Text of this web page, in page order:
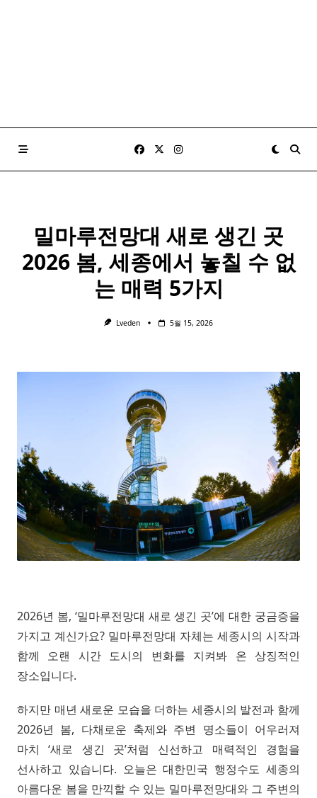
밀마루전망대 새로 생긴 곳
2026 봄, 세종에서 놓칠 수 없
는 매력 5가지
Lveden 5월 15, 2026
2026년 봄, ‘밀마루전망대 새로 생긴 곳’에 대한 궁금증을
가지고 계신가요? 밀마루전망대 자체는 세종시의 시작과
함께 오랜 시간 도시의 변화를 지켜봐 온 상징적인
장소입니다.
하지만 매년 새로운 모습을 더하는 세종시의 발전과 함께
2026년 봄, 다채로운 축제와 주변 명소들이 어우러져
마치 ‘새로 생긴 곳’처럼 신선하고 매력적인 경험을
선사하고 있습니다. 오늘은 대한민국 행정수도 세종의
아름다운 봄을 만끽할 수 있는 밀마루전망대와 그 주변의